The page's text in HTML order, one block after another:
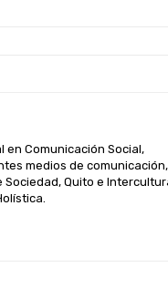
en Comunicación Social,
medios de
Sociedad, Quito e